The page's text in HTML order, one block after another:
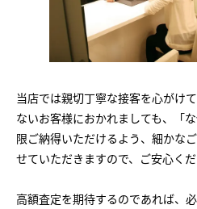
当店では親切丁寧な接客を心がけ
ないお客様におかれましても、「
限ご納得いただけるよう、細かな
せていただきますので、ご安心くだ
高額査定を期待するのであれば、